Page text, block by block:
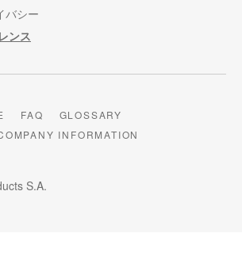
バシー
ンス
FAQ
GLOSSARY
INFORMATION
S.A.